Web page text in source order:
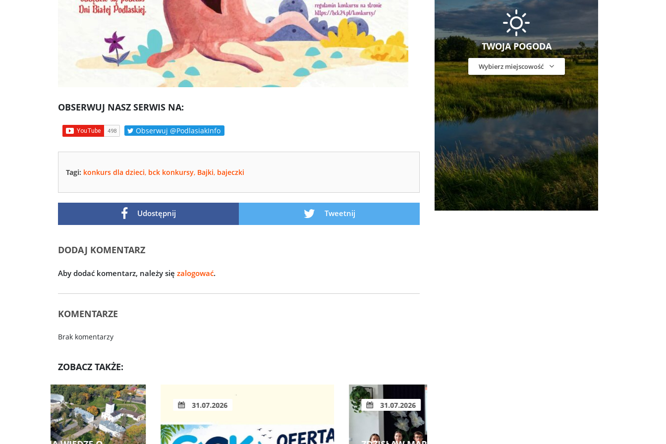
OBSERWUJ NASZ SERWIS NA:
Obserwuj @PodlasiakInfo
Tagi: konkurs dla dzieci, bck konkursy, Bajki, bajeczki
Udostępnij Tweetnij
DODAJ KOMENTARZ
Aby dodać komentarz, należy się zalogować.
KOMENTARZE
Brak komentarzy
ZOBACZ TAKŻE:
31.07.2026
TWOJA POGODA
Wybierz miejscowość